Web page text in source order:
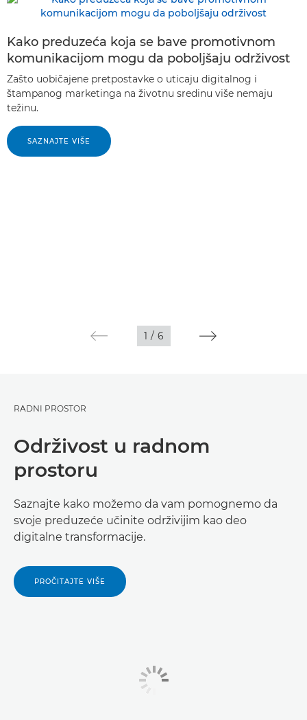
Kako preduzeća koja se bave promotivnom
komunikacijom mogu da poboljšaju održivost
Zašto uobičajene pretpostavke o uticaju digitalnog i
štampanog marketinga na životnu sredinu više nemaju
težinu.
SAZNAJTE VIŠE
1 / 6
RADNI PROSTOR
Održivost u radnom
prostoru
Saznajte kako možemo da vam pomognemo da
svoje preduzeće učinite održivijim kao deo
digitalne transformacije.
PROČITAJTE VIŠE